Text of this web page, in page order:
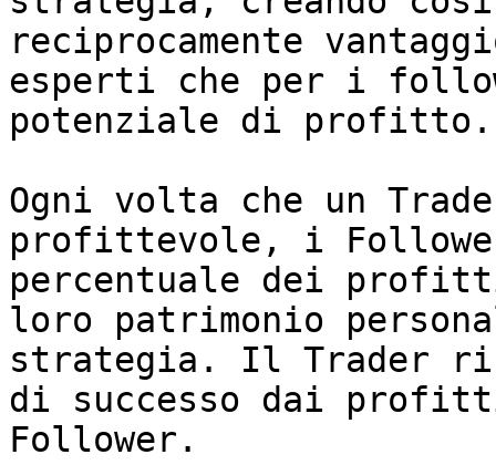
reciprocamente
esperti che per i
potenziale di profitto.
Ogni volta che un
profittevole, i
percentuale dei
loro patrimonio
strategia. Il Trader
di successo dai
Follower.